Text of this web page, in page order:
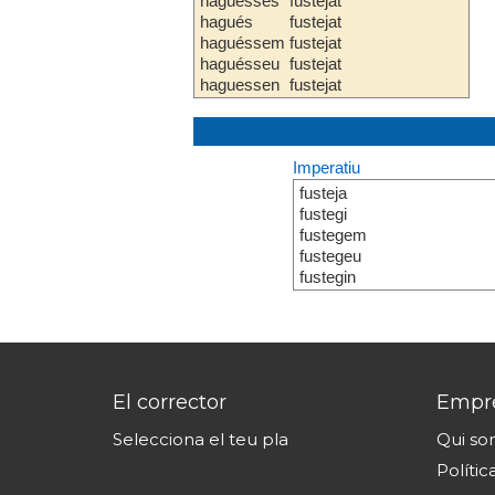
hagués
haguéssem
haguésseu
haguessen
fustejat
fustejat
fustejat
fustejat
Imperatiu
fusteja
fustegi
fustegem
fustegeu
fustegin
El corrector
Selecciona el teu pla
Qui